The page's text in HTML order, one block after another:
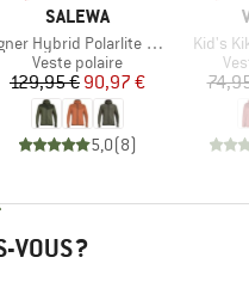
MARQUE
SALEWA
Hybrid Polarlite Durastretch Fullzip Hoody
Product group
Veste polaire
Prix
129,95 €Prix réduit
90,97 €
5,0(8)
Article
Kid's
VOUS ?